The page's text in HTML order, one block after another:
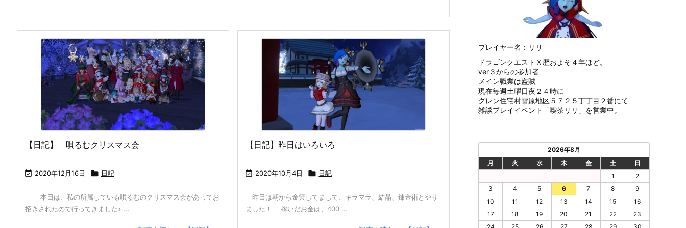
【日記】 唄るむクリスマス会
 2020年12月16日  日記
本日は、私の所属している唄るむのクリスマス会があってお
招きされたので行ってきました♪ ...
【日記】昨日はいろいろ
 2020年10月4日  日記
昨日は朝から金策してまして、キラマラ、結晶、錬金術とやり
ました！ 稼いだお金は、400 ...
プレイヤー名：リリ
ドラゴンクエストＸ歴およそ４年ほど。
ver３からの参加者
メイン職業は盗賊
現在毎週土曜日夜２４時に
グレン住宅村雪原地区５７２５丁丁目２番にて
雑談プレイイベント「喫茶リリ」を営業中。
2026年8月
月
火 水 木 金 土
日
1
2
3
4 5 6 7 8
9
10
11 12 13 14 15
16
17
18 19 20 21 22
23